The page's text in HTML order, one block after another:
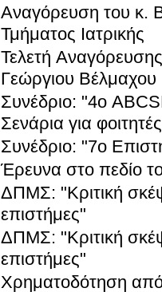
Αναγόρευση του κ.
Τμήματος Ιατρικής
Τελετή
Γεώργιου Βέλμαχου
Συνέδριο: "4o
Σενάρια για
Συνέδριο: "7ο
Έρευνα στο πεδίο
ΔΠΜΣ: "Κριτική
επιστήμες"
ΔΠΜΣ: "Κριτική
επιστήμες"
Χρηματοδότηση